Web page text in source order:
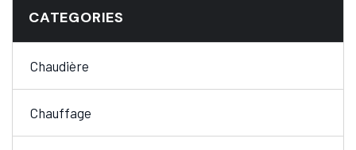
CATEGORIES
Chaudière
Chauffage